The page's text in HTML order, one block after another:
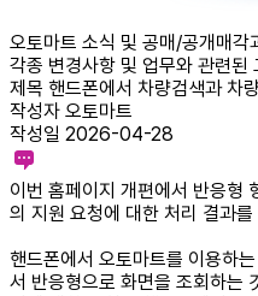
오토마트 소식 및 공매/공개매각
각종 변경사항 및 업무와 관련된
제목 핸드폰에서 차량검색과 차
작성자 오토마트
작성일 2026-04-28
이번 홈페이지 개편에서 반응형
의 지원 요청에 대한 처리 결과
핸드폰에서 오토마트를 이용하
서 반응형으로 화면을 조회하는